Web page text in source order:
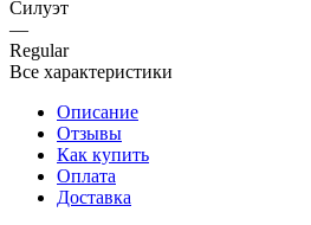
Силуэт
—
Regular
Все характеристики
Описание
Отзывы
Как купить
Оплата
Доставка